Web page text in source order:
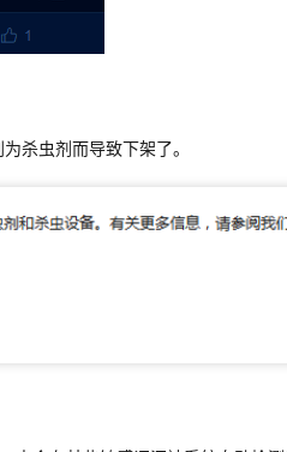
杀虫剂而导致下架了。